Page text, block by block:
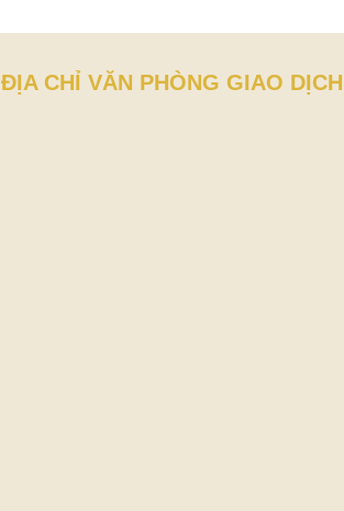
ĐỊA CHỈ VĂN PHÒNG GIAO DỊCH